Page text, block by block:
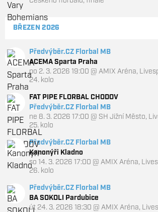
BŘEZEN 2026
Předvýběr.CZ Florbal MB
ACEMA Sparta Praha
po 2. 3. 2026 19:00 @ AMIX Aréna,
24. kolo
FAT PIPE FLORBAL CHODOV
Předvýběr.CZ Florbal MB
ne 8. 3. 2026 17:00 @ SH Jižní Město,
25. kolo
Předvýběr.CZ Florbal MB
Kanonýři Kladno
so 14. 3. 2026 17:00 @ AMIX Aréna,
26. kolo
Předvýběr.CZ Florbal MB
BA SOKOLI Pardubice
út 24. 3. 2026 18:30 @ AMIX Aréna,